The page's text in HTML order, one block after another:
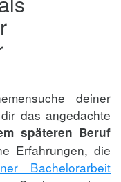
deiner
das angedachte
späteren Beruf
Erfahrungen, die
Bachelorarbeit